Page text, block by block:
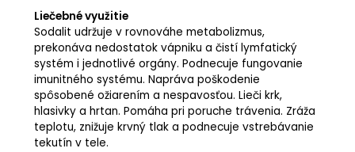
Liečebné využitie
Sodalit udržuje v rovnováhe metabolizmus,
prekonáva nedostatok vápniku a čistí lymfatický
systém i jednotlivé orgány. Podnecuje fungovanie
imunitného systému. Napráva poškodenie
spôsobené ožiarením a nespavosťou. Lieči krk,
hlasivky a hrtan. Pomáha pri poruche trávenia. Zráža
teplotu, znižuje krvný tlak a podnecuje vstrebávanie
tekutín v tele.